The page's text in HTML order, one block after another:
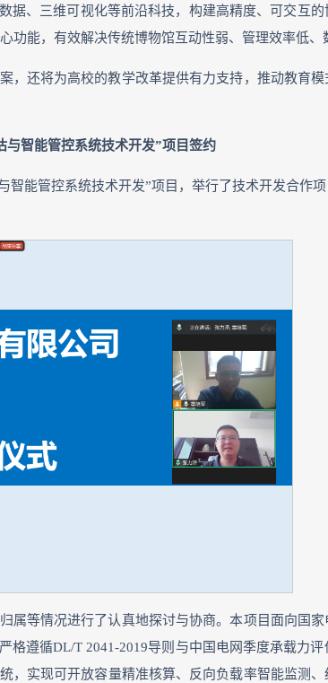
、三维可视化等前沿科技，构建高精度、可交互
能，有效解决传统博物馆互动性弱、管理效率低、
还将为高校的教学改革提供有力支持，推动教育
智能管控系统技术开发”项目签约
能管控系统技术开发”项目，举行了技术开发合作
等情况进行了认真地探讨与协商。本项目面向国
遵循DL/T 2041-2019导则与中国电网季度承载力
实现可开放容量精准核算、反向负载率智能监测